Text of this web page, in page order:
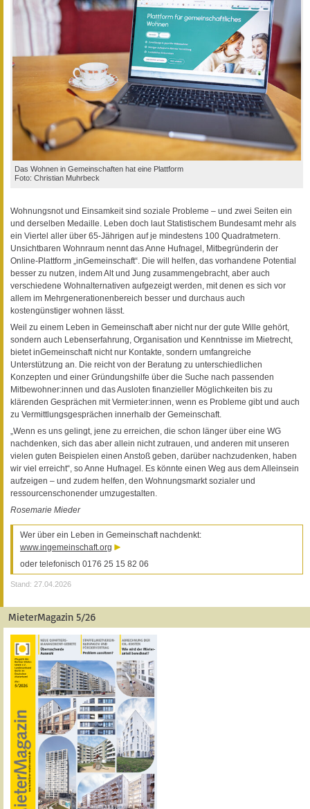
Das Wohnen in Gemeinschaften hat eine Plattform
Foto: Christian Muhrbeck
Wohnungsnot und Einsamkeit sind soziale Probleme – und zwei Seiten ein
und derselben Medaille. Leben doch laut Statistischem Bundesamt mehr als
ein Viertel aller über 65-Jährigen auf je mindestens 100 Quadratmetern.
Unsichtbaren Wohnraum nennt das Anne Hufnagel, Mitbegründerin der
Online-Plattform „inGemeinschaft“. Die will helfen, das vorhandene Potential
besser zu nutzen, indem Alt und Jung zusammengebracht, aber auch
verschiedene Wohnalternativen aufgezeigt werden, mit denen es sich vor
allem im Mehrgenerationenbereich besser und durchaus auch
kostengünstiger wohnen lässt.
Weil zu einem Leben in Gemeinschaft aber nicht nur der gute Wille gehört,
sondern auch Lebenserfahrung, Organisation und Kenntnisse im Mietrecht,
bietet inGemeinschaft nicht nur Kontakte, sondern umfangreiche
Unterstützung an. Die reicht von der Beratung zu unterschiedlichen
Konzepten und einer Gründungshilfe über die Suche nach passenden
Mitbewohner:innen und das Ausloten finanzieller Möglichkeiten bis zu
klärenden Gesprächen mit Vermieter:innen, wenn es Probleme gibt und auch
zu Vermittlungsgesprächen innerhalb der Gemeinschaft.
„Wenn es uns gelingt, jene zu erreichen, die schon länger über eine WG
nachdenken, sich das aber allein nicht zutrauen, und anderen mit unseren
vielen guten Beispielen einen Anstoß geben, darüber nachzudenken, haben
wir viel erreicht“, so Anne Hufnagel. Es könnte einen Weg aus dem Alleinsein
aufzeigen – und zudem helfen, den Wohnungsmarkt sozialer und
ressourcenschonender umzugestalten.
Rosemarie Mieder
Wer über ein Leben in Gemeinschaft nachdenkt:
www.ingemeinschaft.org
oder telefonisch 0176 25 15 82 06
Stand: 27.04.2026
MieterMagazin 5/26